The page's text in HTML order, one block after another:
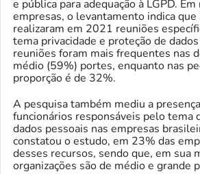
e pública para adequação à LGPD. Em
empresas, o levantamento indica
realizaram em 2021 reuniões
tema privacidade e proteção de
reuniões foram mais frequentes nas
médio (59%) portes, enquanto nas
proporção é de 32%.
A pesquisa também mediu a
funcionários responsáveis pelo tema
dados pessoais nas empresas
constatou o estudo, em 23% das
desses recursos, sendo que, em sua
organizações são de médio e grande